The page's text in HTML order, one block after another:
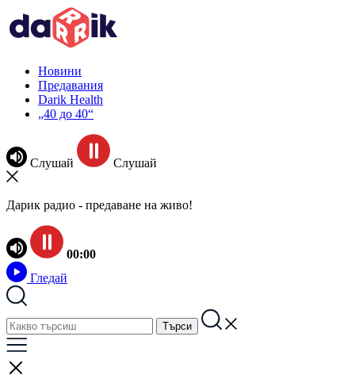
Новини
Предавания
Darik Health
„40 до 40“
Слушай Слушай
Дарик радио - предаване на живо!
00:00
Гледай